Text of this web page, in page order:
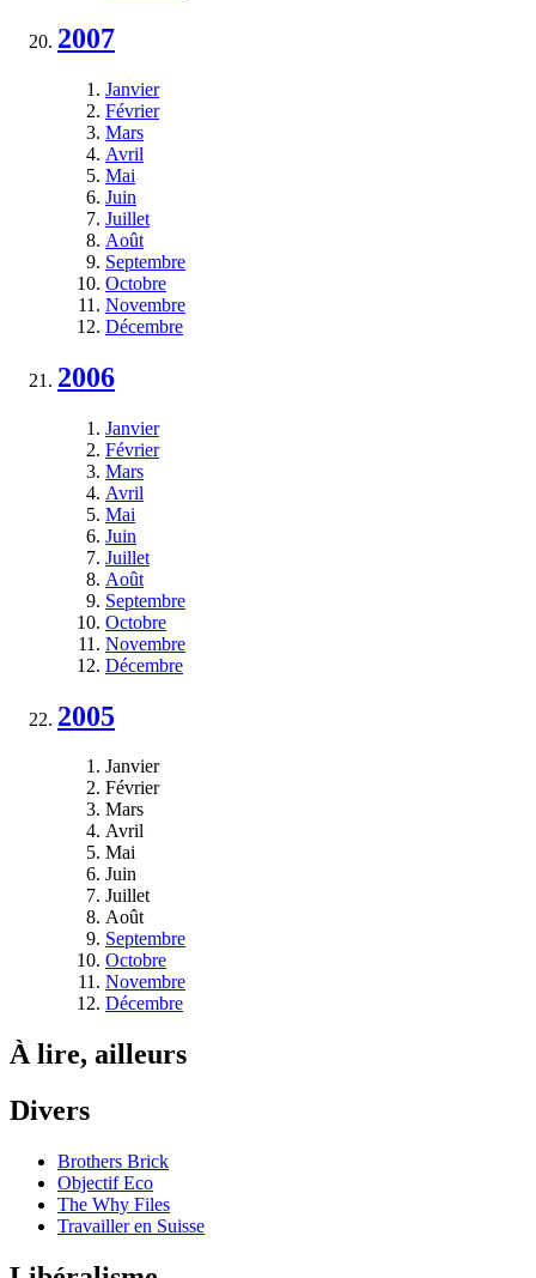
2007
Janvier
Février
Mars
Avril
Mai
Juin
Juillet
Août
Septembre
Octobre
Novembre
Décembre
2006
Janvier
Février
Mars
Avril
Mai
Juin
Juillet
Août
Septembre
Octobre
Novembre
Décembre
2005
Janvier
Février
Mars
Avril
Mai
Juin
Juillet
Août
Septembre
Octobre
Novembre
Décembre
À lire, ailleurs
Divers
Brothers Brick
Objectif Eco
The Why Files
Travailler en Suisse